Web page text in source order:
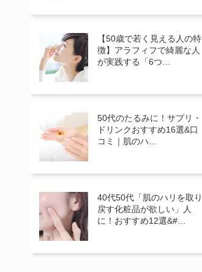
【50歳で若く見える人の特
徴】アラフィフで綺麗な人
が実践する「6つ…
50代のたるみに！サプリ・
ドリンクおすすめ16選&口
コミ｜肌のハ…
40代50代「肌のハリを取り
戻す化粧品が欲しい」人
に！おすすめ12選&#…